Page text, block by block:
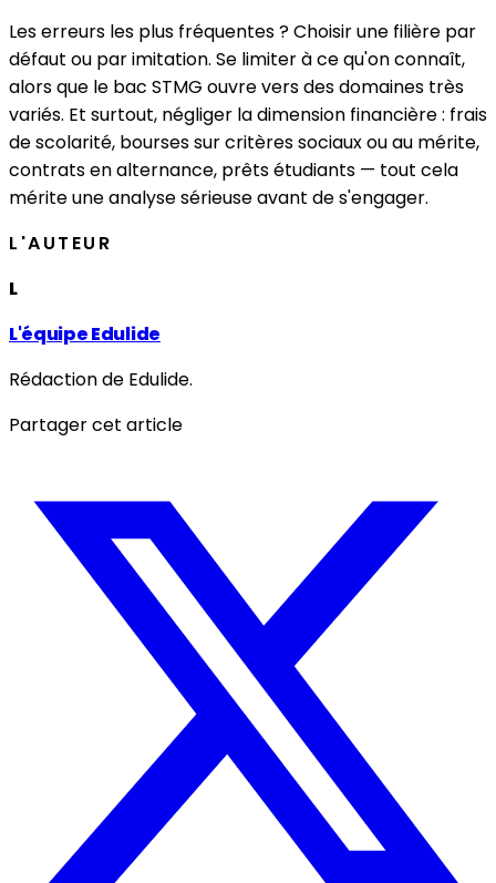
Les erreurs les plus fréquentes ? Choisir une filière par
défaut ou par imitation. Se limiter à ce qu'on connaît,
alors que le bac STMG ouvre vers des domaines très
variés. Et surtout, négliger la dimension financière : frais
de scolarité, bourses sur critères sociaux ou au mérite,
contrats en alternance, prêts étudiants — tout cela
mérite une analyse sérieuse avant de s'engager.
L'AUTEUR
L
L'équipe Edulide
Rédaction de Edulide.
Partager cet article